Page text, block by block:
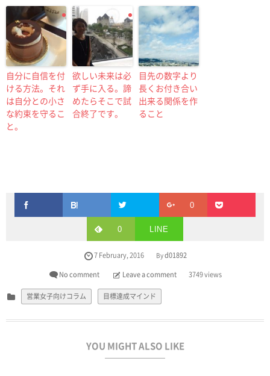
自分に自信を付
ける方法。それ
は自分との小さ
な約束を守るこ
と。
欲しい未来は必
ず手に入る。諦
めたらそこで試
合終了です。
目先の数字より
長くお付き合い
出来る関係を作
ること
0
0 LINE
7February,2016 Byd01892
No comment
Leave a comment 3749 views
営業女子向けコラム 目標達成マインド
YOU MIGHT ALSO LIKE